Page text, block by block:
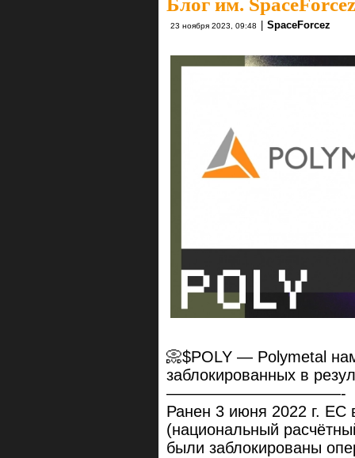
Блог им. SpaceForcez
23 ноября 2023, 09:48 SpaceForcez
📀$POLY — Polymetal
заблокированных в
———————————-
Ранен 3 июня 2022 г. ЕС
(национальный
были заблокированы